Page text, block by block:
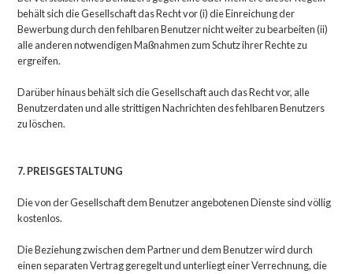
behält sich die Gesellschaft das Recht vor (i) die Einreichung der
Bewerbung durch den fehlbaren Benutzer nicht weiter zu bearbeiten (ii)
alle anderen notwendigen Maßnahmen zum Schutz ihrer Rechte zu
ergreifen.
Darüber hinaus behält sich die Gesellschaft auch das Recht vor, alle
Benutzerdaten und alle strittigen Nachrichten des fehlbaren Benutzers
zu löschen.
7. PREISGESTALTUNG
Die von der Gesellschaft dem Benutzer angebotenen Dienste sind völlig
kostenlos.
Die Beziehung zwischen dem Partner und dem Benutzer wird durch
einen separaten Vertrag geregelt und unterliegt einer Verrechnung, die